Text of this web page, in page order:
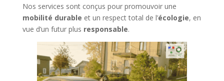
Nos services sont conçus pour promouvoir une
mobilité durable et un respect total de l’écologie, en
vue d’un futur plus responsable.